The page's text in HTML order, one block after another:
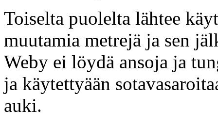
Toiselta puolelta lähtee
muutamia metrejä ja sen
Weby ei löydä ansoja ja
ja käytettyään
auki.